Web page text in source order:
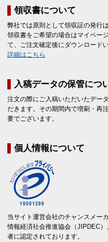
領収書について
弊社では原則として領収証の発行
領収書をご希望の場合はマイペー
て、ご注文確定後にダウンロード
詳細はこちら
入稿データの保管につ
注文の際にご入稿いただいたデー
だきます。その期間内で増刷・再
要でございます。
個人情報について
当サイト運営会社のチャンスメー
情報経済社会推進協会（JIPDEC
者に認定されております。